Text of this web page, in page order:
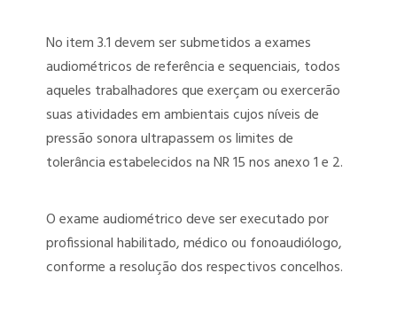
TREINAMENTOS SST
PERITO MÉDICO ASSISTENTE
PERITO MÉDICO JUDICIAL
No item 3.1 devem ser submetidos a exames
audiométricos de referência e sequenciais, todos
aqueles trabalhadores que exerçam ou exercerão
suas atividades em ambientais cujos níveis de
pressão sonora ultrapassem os limites de
tolerância estabelecidos na NR 15 nos anexo 1 e 2.
O exame audiométrico deve ser executado por
profissional habilitado, médico ou fonoaudiólogo,
conforme a resolução dos respectivos concelhos.